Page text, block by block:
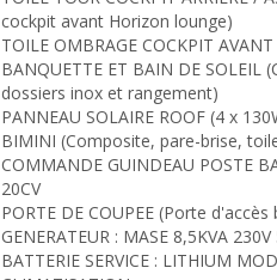
cockpit avant Horizon lounge)
TOILE OMBRAGE COCKPIT
BANQUETTE ET BAIN DE
dossiers inox et rangement)
PANNEAU SOLAIRE ROOF (4 x
BIMINI (Composite, pare-brise,
COMMANDE GUINDEAU POSTE
20CV
PORTE DE COUPEE (Porte
GENERATEUR : MASE 8,5KVA
BATTERIE SERVICE : LITHIUM